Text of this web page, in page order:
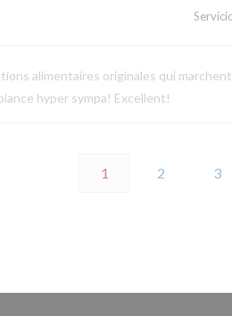
alimentaires originales qui
hyper sympa! Excellent!
1 2 3